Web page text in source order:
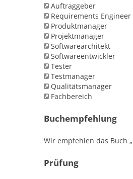
Auftraggeber
Requirements Engineer
Produktmanager
Projektmanager
Softwarearchitekt
Softwareentwickler
Tester
Testmanager
Qualitätsmanager
Fachbereich
Buchempfehlung
Wir empfehlen das Buch
Prüfung